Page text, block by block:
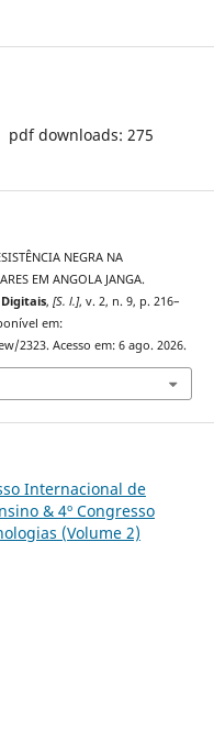
pdf downloads: 275
NEGRA NA
EM ANGOLA JANGA.
, [S. l.], v. 2, n. 9, p. 216–
em:
Acesso em: 6 ago. 2026.
Internacional de
& 4º Congresso
(Volume 2)